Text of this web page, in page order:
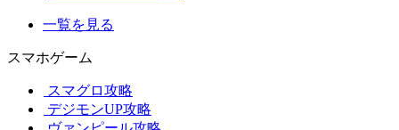
一覧を見る
スマホゲーム
スマグロ攻略
デジモンUP攻略